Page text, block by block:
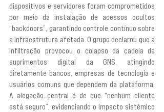
dispositivos e servidores foram comprometidos
por meio da instalação de acessos ocultos
“backdoors”, garantindo controle contínuo sobre
a infraestrutura afetada. O grupo declarou que a
infiltração provocou o colapso da cadeia de
suprimentos digital da GNS, atingindo
diretamente bancos, empresas de tecnologia e
usuários comuns que dependem da plataforma.
A alegação central é de que “nenhum cliente
está seguro”, evidenciando o impacto sistêmico